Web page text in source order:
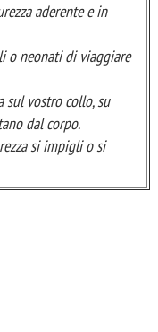
aderente e in
o neonati di viaggiare
sul vostro collo, su
dal corpo.
si impigli o si